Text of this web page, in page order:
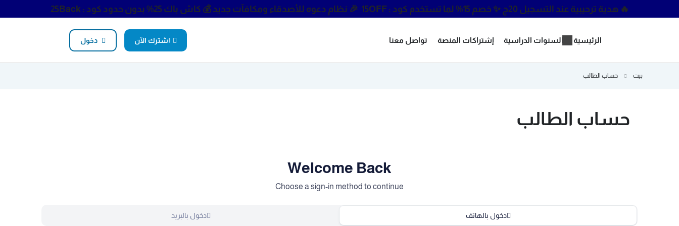
🔥 هدية ترحيبية عند التسجيل 20ج ✨ خصم 15% لما تستخدم كود : 15OFF 🎉 نظام دعوه للأصدقاء ومكافآت جديد💰 كاش باك 25% بدون حدود كود : 25Back
الرئيسية السنوات الدراسية إشتراكات المنصة تواصل معنا اشترك الآن دخول
بيت حساب الطالب
حساب الطالب
Welcome Back
Choose a sign-in method to continue
دخول بالهاتف دخول بالبريد